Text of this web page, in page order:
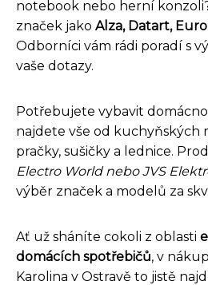
notebook nebo herní
značek jako Alza, Datart,
Odborníci vám rádi poradí s
vaše dotazy.
Potřebujete vybavit
najdete vše od kuchyňských
pračky, sušičky a lednice.
Electro World nebo JVS
výběr značek a modelů za
Ať už sháníte cokoli z oblasti
domácích spotřebičů, v
Karolina v Ostravě to jistě